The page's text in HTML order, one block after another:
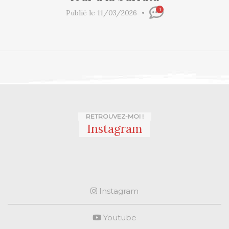
Publié le 11/03/2026 1
RETROUVEZ-MOI !
Instagram
Instagram
Youtube